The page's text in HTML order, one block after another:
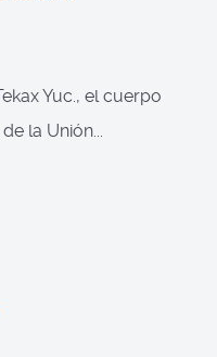
Yuc., el cuerpo
la Unión...